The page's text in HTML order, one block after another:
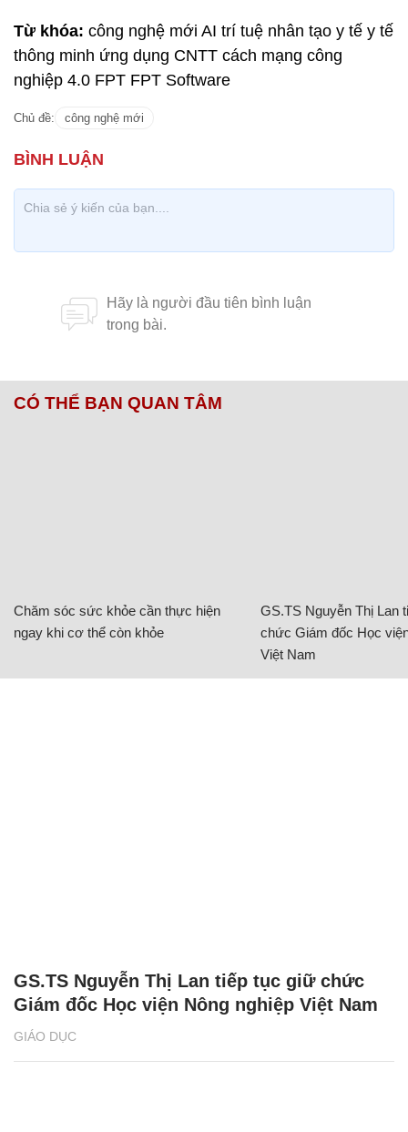
Từ khóa: công nghệ mới AI trí tuệ nhân tạo y tế y tế
thông minh ứng dụng CNTT cách mạng công
nghiệp 4.0 FPT FPT Software
Chủ đề: công nghệ mới
CÓ THỂ BẠN QUAN TÂM
Chăm sóc sức khỏe cần thực hiện
ngay khi cơ thể còn khỏe
GS.TS Nguyễn Thị Lan
chức Giám đốc Học
Việt Nam
GIÁO DỤC
GS.TS Nguyễn Thị Lan tiếp tục giữ chức
Giám đốc Học viện Nông nghiệp Việt Nam